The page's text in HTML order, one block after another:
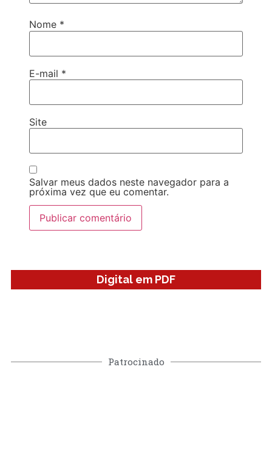
Nome *
E-mail *
Site
Salvar meus dados neste navegador para a
próxima vez que eu comentar.
Digital em PDF
Patrocinado